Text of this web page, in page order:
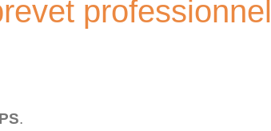
professionnel
.